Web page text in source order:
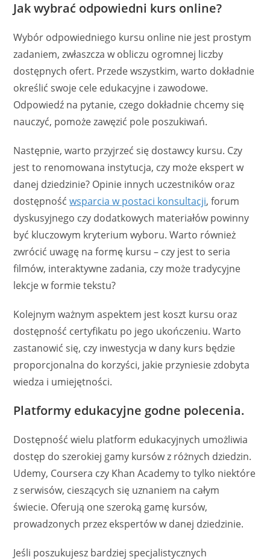
Jak wybrać odpowiedni kurs online?
Wybór odpowiedniego kursu online nie jest prostym
zadaniem, zwłaszcza w obliczu ogromnej liczby
dostępnych ofert. Przede wszystkim, warto dokładnie
określić swoje cele edukacyjne i zawodowe.
Odpowiedź na pytanie, czego dokładnie chcemy się
nauczyć, pomoże zawęzić pole poszukiwań.
Następnie, warto przyjrzeć się dostawcy kursu. Czy
jest to renomowana instytucja, czy może ekspert w
danej dziedzinie? Opinie innych uczestników oraz
dostępnośćwsparcia w postaci konsultacji, forum
dyskusyjnego czy dodatkowych materiałów powinny
być kluczowym kryterium wyboru. Warto również
zwrócić uwagę na formę kursu – czy jest to seria
filmów, interaktywne zadania, czy może tradycyjne
lekcje w formie tekstu?
Kolejnym ważnym aspektem jest koszt kursu oraz
dostępność certyfikatu po jego ukończeniu. Warto
zastanowić się, czy inwestycja w dany kurs będzie
proporcjonalna do korzyści, jakie przyniesie zdobyta
wiedza i umiejętności.
Platformy edukacyjne godne polecenia.
Dostępność wielu platform edukacyjnych umożliwia
dostęp do szerokiej gamy kursów z różnych dziedzin.
Udemy, Coursera czy Khan Academy to tylko niektóre
z serwisów, cieszących się uznaniem na całym
świecie. Oferują one szeroką gamę kursów,
prowadzonych przez ekspertów w danej dziedzinie.
Jeśli poszukujesz bardziej specjalistycznych